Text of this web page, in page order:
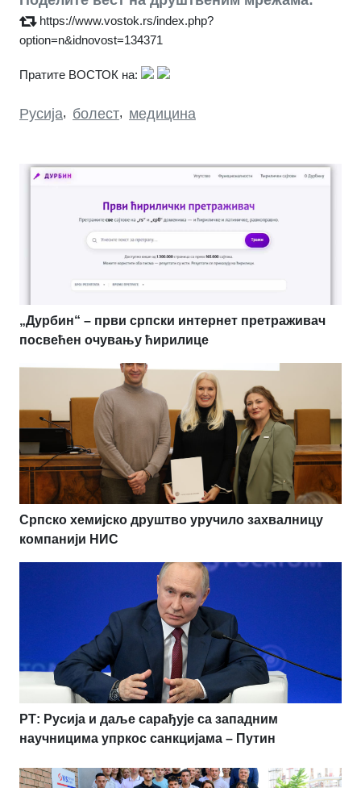
https://www.vostok.rs/index.php?
option=n&idnovost=134371
Пратите ВОСТОК на:
Русија, болест, медицина
„Дурбин“ – први српски интернет претраживач
посвећен очувању ћирилице
Српско хемијско друштво уручило захвалницу
компанији НИС
РТ: Русија и даље сарађује са западним
научницима упркос санкцијама – Путин